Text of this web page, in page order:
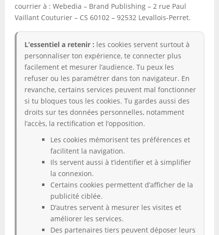
courrier à : Webedia – Brand Publishing – 2 rue Paul
Vaillant Couturier – CS 60102 – 92532 Levallois-Perret.
L’essentiel a retenir : les cookies servent surtout à
personnaliser ton expérience, te connecter plus
facilement et mesurer l’audience. Tu peux les
refuser ou les paramétrer dans ton navigateur. En
revanche, certains services peuvent mal fonctionner
si tu bloques tous les cookies. Tu gardes aussi des
droits sur tes données personnelles, notamment
l’accès, la rectification et l’opposition.
Les cookies mémorisent tes préférences et
facilitent la navigation.
Ils servent aussi à t’identifier et à simplifier
la connexion.
Certains cookies permettent d’afficher de la
publicité ciblée.
D’autres servent à mesurer les visites et
améliorer les services.
Des partenaires tiers peuvent déposer leurs